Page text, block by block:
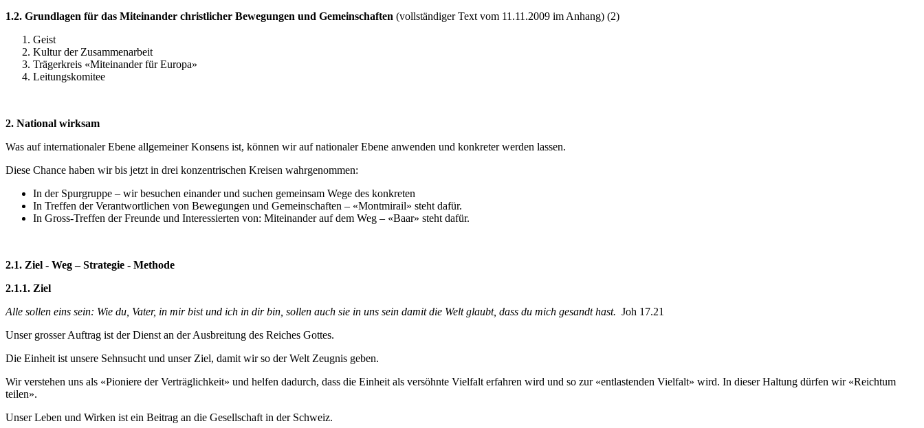
1.2. Grundlagen für das Miteinander christlicher Bewegungen und Gemeinschaften (vollständiger Text vom 11.11.2009 im Anhang) (2)
Geist
Kultur der Zusammenarbeit
Trägerkreis «Miteinander für Europa»
Leitungskomitee
2. National wirksam
Was auf internationaler Ebene allgemeiner Konsens ist, können wir auf nationaler Ebene anwenden und konkreter werden lassen.
Diese Chance haben wir bis jetzt in drei konzentrischen Kreisen wahrgenommen:
In der Spurgruppe – wir besuchen einander und suchen gemeinsam Wege des konkreten
In Treffen der Verantwortlichen von Bewegungen und Gemeinschaften – «Montmirail» steht dafür.
In Gross-Treffen der Freunde und Interessierten von: Miteinander auf dem Weg – «Baar» steht dafür.
2.1. Ziel - Weg – Strategie - Methode
2.1.1. Ziel
Alle sollen eins sein: Wie du, Vater, in mir bist und ich in dir bin, sollen auch sie in uns sein damit die Welt glaubt, dass du mich gesandt hast. Joh 17.21
Unser grosser Auftrag ist der Dienst an der Ausbreitung des Reiches Gottes.
Die Einheit ist unsere Sehnsucht und unser Ziel, damit wir so der Welt Zeugnis geben.
Wir verstehen uns als «Pioniere der Verträglichkeit» und helfen dadurch, dass die Einheit als versöhnte Vielfalt erfahren wird und so zur «entlastenden Vielfalt» wird. In dieser Haltung dürfen wir «Reichtum
teilen».
Unser Leben und Wirken ist ein Beitrag an die Gesellschaft in der Schweiz.